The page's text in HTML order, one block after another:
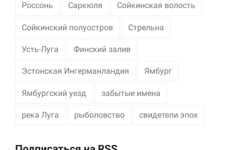
Россонь Саркюля Сойкинская волость
Сойкинский полуостров Стрельна
Усть-Луга Финский залив
Эстонская Ингерманландия Ямбург
Ямбургский уезд забытые имена
река Луга рыболовство свидетели эпох